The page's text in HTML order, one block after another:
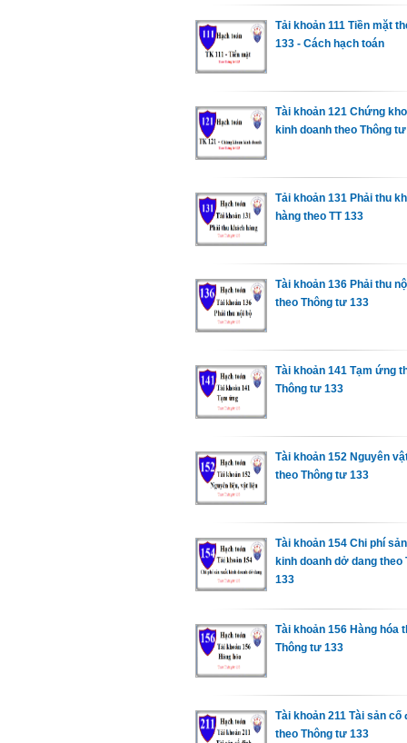
Tải khoản 111 Tiền mặt
133 - Cách hạch toán
Tài khoản 121 Chứng
kinh doanh theo Thông
Tải khoản 131 Phải thu
hàng theo TT 133
Tài khoản 136 Phải thu
theo Thông tư 133
Tài khoản 141 Tạm ứng
Thông tư 133
Tài khoản 152 Nguyên
theo Thông tư 133
Tài khoản 154 Chi phí
kinh doanh dở dang theo
133
Tài khoản 156 Hàng hóa
Thông tư 133
Tài khoản 211 Tài sản cố
theo Thông tư 133